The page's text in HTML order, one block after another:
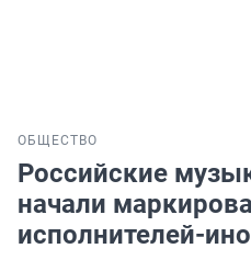
ОБЩЕСТВО
Российские
начали
исполнителей-